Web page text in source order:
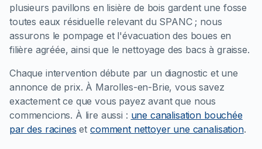
plusieurs pavillons en lisière de bois gardent une fosse
toutes eaux résiduelle relevant du SPANC ; nous
assurons le pompage et l'évacuation des boues en
filière agréée, ainsi que le nettoyage des bacs à graisse.
Chaque intervention débute par un diagnostic et une
annonce de prix. À Marolles-en-Brie, vous savez
exactement ce que vous payez avant que nous
commencions. À lire aussi : une canalisation bouchée
par des racines et comment nettoyer une canalisation.